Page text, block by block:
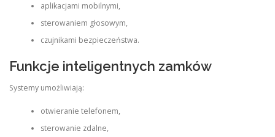
aplikacjami mobilnymi,
sterowaniem głosowym,
czujnikami bezpieczeństwa.
Funkcje inteligentnych zamków
Systemy umożliwiają:
otwieranie telefonem,
sterowanie zdalne,